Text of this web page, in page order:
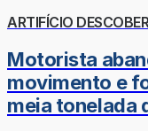
ARTIFÍCIO
Motorista
movimento e
meia tonelada